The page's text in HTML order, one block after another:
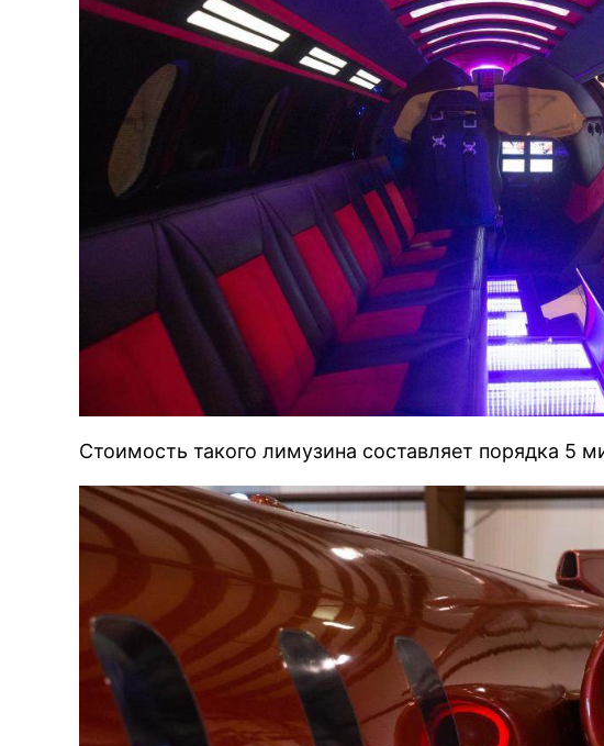
Стоимость такого лимузина составляет порядка 5